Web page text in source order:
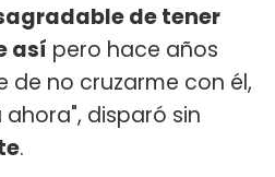
de tener
así pero hace años
de no cruzarme con él,
disparó sin
.